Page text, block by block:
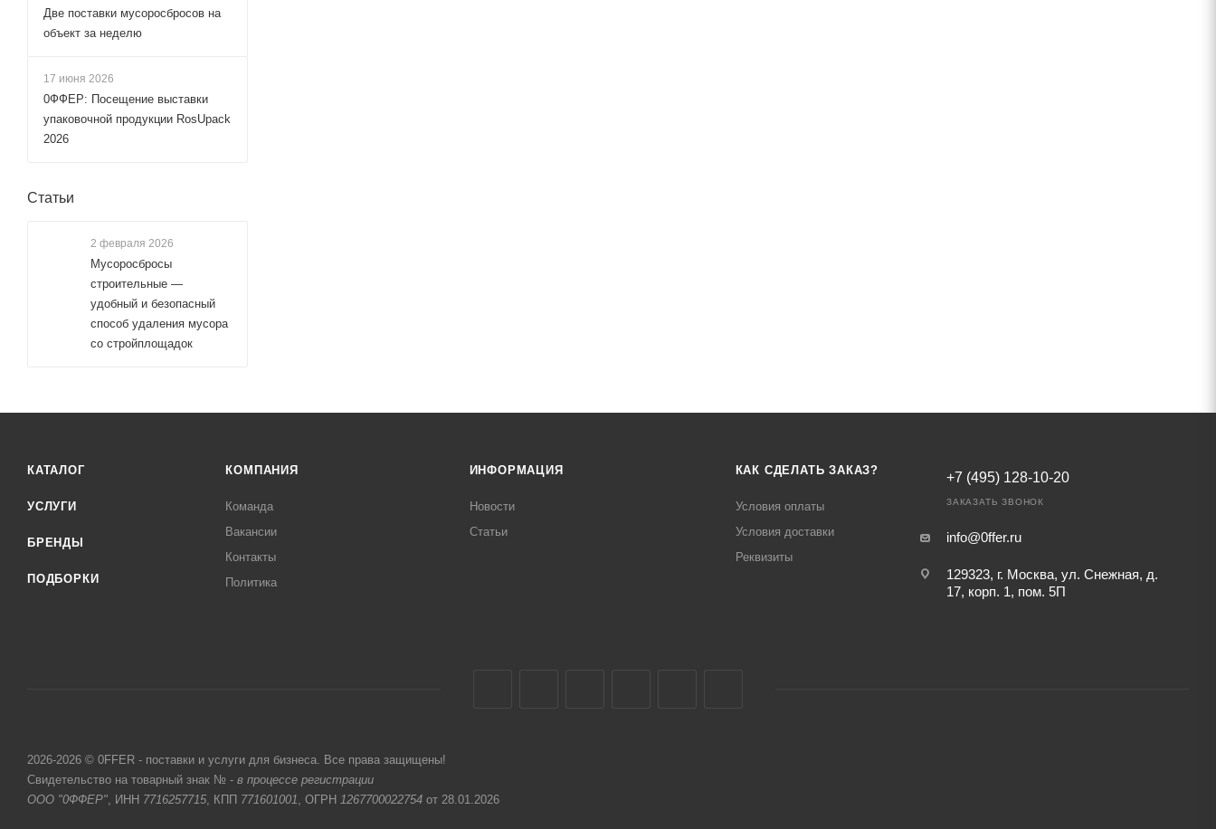
Две поставки мусоросбросов на
объект за неделю
17 июня 2026
0ФФЕР: Посещение выставки
упаковочной продукции RosUpack
2026
Статьи
2 февраля 2026
Мусоросбросы
строительные —
удобный и безопасный
способ удаления мусора
со стройплощадок
КАТАЛОГ
УСЛУГИ
БРЕНДЫ
ПОДБОРКИ
КОМПАНИЯ
Команда
Вакансии
Контакты
Политика
ИНФОРМАЦИЯ
Новости
Статьи
КАК СДЕЛАТЬ ЗАКАЗ?
Условия оплаты
Условия доставки
Реквизиты
+7 (495) 128-10-20
ЗАКАЗАТЬ ЗВОНОК
info@0ffer.ru
129323, г. Москва, ул. Снежная, д.
17, корп. 1, пом. 5П
2026-2026 © 0FFER - поставки и услуги для бизнеса. Все права защищены!
Свидетельство на товарный знак № - в процессе регистрации
ООО "0ФФЕР", ИНН 7716257715, КПП 771601001, ОГРН 1267700022754 от 28.01.2026